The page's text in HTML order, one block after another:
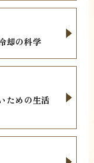
却の科学
ための生活